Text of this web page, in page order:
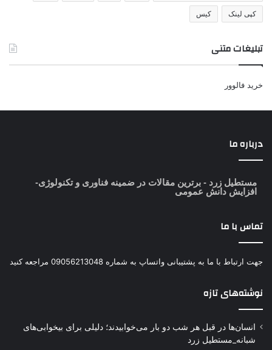
کپی لینک کیس
تبلیغات متنی
خرید فالوور
درباره ما
مستطیل زرد - برترین مقالات در ضمینه فناوری و تکنولوژی-
افزایش دانش عمومی
تماس با ما
جهت ارتباط با ما به پشتیبانی واتساپ به شماره 09056213048 مراجعه کنید
نوشته‌های تازه
انسان‌ها در قبل هر شب دو بار می‌خوابیدند؛ دلیلی برای بیخوابی‌های
شبانه_مستطیل زرد